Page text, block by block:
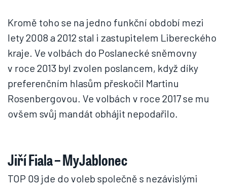
Kromě toho se na jedno funkční období mezi
lety 2008 a 2012 stal i zastupitelem Libereckého
kraje. Ve volbách do Poslanecké sněmovny
v roce 2013 byl zvolen poslancem, když díky
preferenčním hlasům přeskočil Martinu
Rosenbergovou. Ve volbách v roce 2017 se mu
ovšem svůj mandát obhájit nepodařilo.
Jiří Fiala – MyJablonec
TOP 09 jde do voleb společně s nezávislými